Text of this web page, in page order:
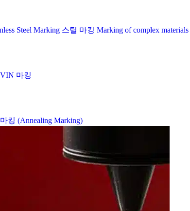
Steel Marking 스틸 마킹 Marking of complex materials
VIN 마킹
킹 (Annealing Marking)